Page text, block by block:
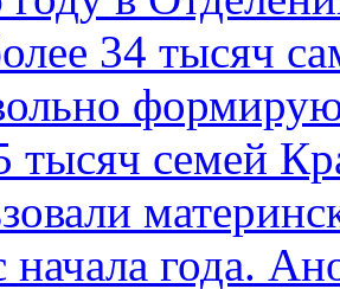
34 тысяч
тысяч семей
начала года.